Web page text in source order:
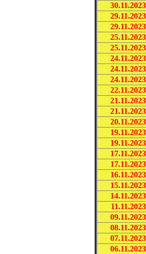
30.11.2023
29.11.2023
29.11.2023
25.11.2023
25.11.2023
24.11.2023
24.11.2023
24.11.2023
22.11.2023
21.11.2023
21.11.2023
20.11.2023
19.11.2023
19.11.2023
17.11.2023
17.11.2023
16.11.2023
15.11.2023
14.11.2023
11.11.2023
09.11.2023
08.11.2023
07.11.2023
06.11.2023